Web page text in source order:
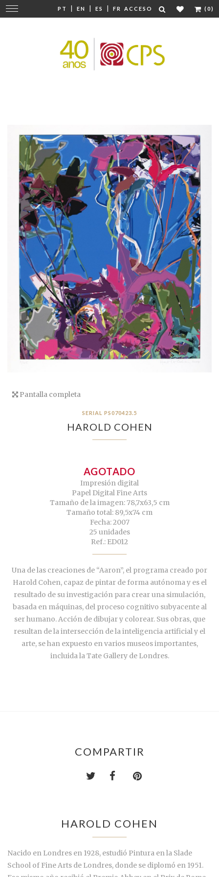
PT | EN | ES | FR ACCESO (0)
Cambiar
navegación
Pantalla completa
SERIAL PS070423.5
HAROLD COHEN
AGOTADO
Impresión digital
Papel Digital Fine Arts
Tamaño de la imagen: 78,7x63,5 cm
Tamaño total: 89,5x74 cm
Fecha: 2007
25 unidades
Ref.: ED012
Una de las creaciones de “Aaron”, el programa creado por
Harold Cohen, capaz de pintar de forma autónoma y es el
resultado de su investigación para crear una simulación,
basada en máquinas, del proceso cognitivo subyacente al
ser humano. Acción de dibujar y colorear. Sus obras, que
resultan de la intersección de la inteligencia artificial y el
arte, se han expuesto en varios museos importantes,
incluida la Tate Gallery de Londres.
COMPARTIR
HAROLD COHEN
Nacido en Londres en 1928, estudió Pintura en la Slade
School of Fine Arts de Londres, donde se diplomó en 1951.